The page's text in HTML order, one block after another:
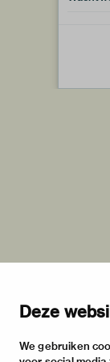
Deze
We gebruiken